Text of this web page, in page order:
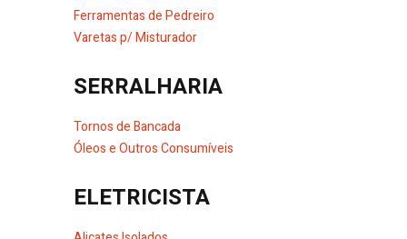
Ferramentas de Pedreiro
Varetas p/ Misturador
SERRALHARIA
Tornos de Bancada
Óleos e Outros Consumíveis
ELETRICISTA